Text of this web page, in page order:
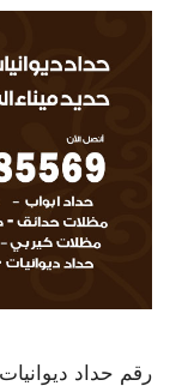
رقم حداد